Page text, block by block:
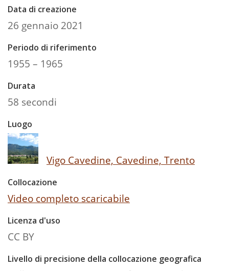
Data di creazione
26 gennaio 2021
Periodo di riferimento
1955 – 1965
Durata
58 secondi
Luogo
Vigo Cavedine, Cavedine, Trento
Collocazione
Video completo scaricabile
Licenza d'uso
CC BY
Livello di precisione della collocazione geografica